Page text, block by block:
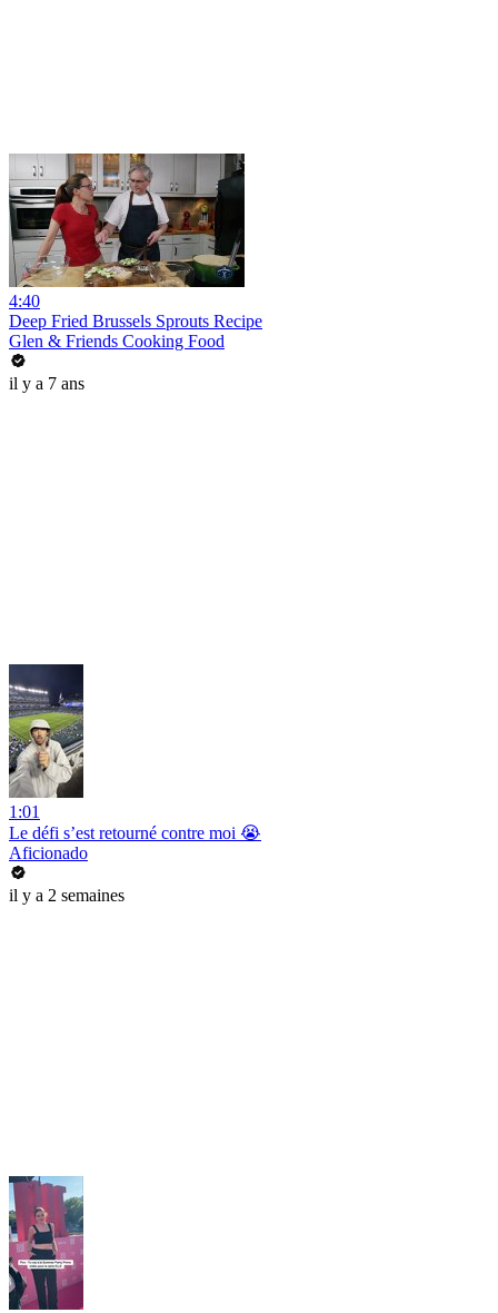
4:40
Deep Fried Brussels Sprouts Recipe
Glen & Friends Cooking Food
il y a 7 ans
1:01
Le défi s’est retourné contre moi 😭
Aficionado
il y a 2 semaines